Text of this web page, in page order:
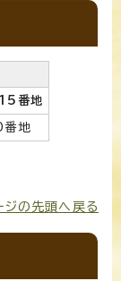
番地
番地
ジの先頭へ戻る